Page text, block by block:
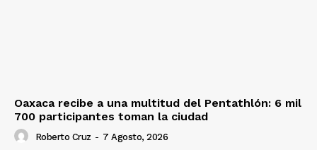
Oaxaca recibe a una multitud del Pentathlón: 6 mil
700 participantes toman la ciudad
Roberto Cruz - 7 Agosto, 2026